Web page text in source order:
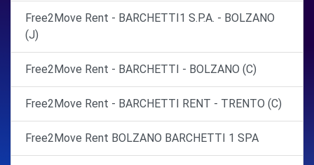
Free2Move Rent - BARCHETTI1 S.P.A. - BOLZANO
(J)
Free2Move Rent - BARCHETTI - BOLZANO (C)
Free2Move Rent - BARCHETTI RENT - TRENTO (C)
Free2Move Rent BOLZANO BARCHETTI 1 SPA